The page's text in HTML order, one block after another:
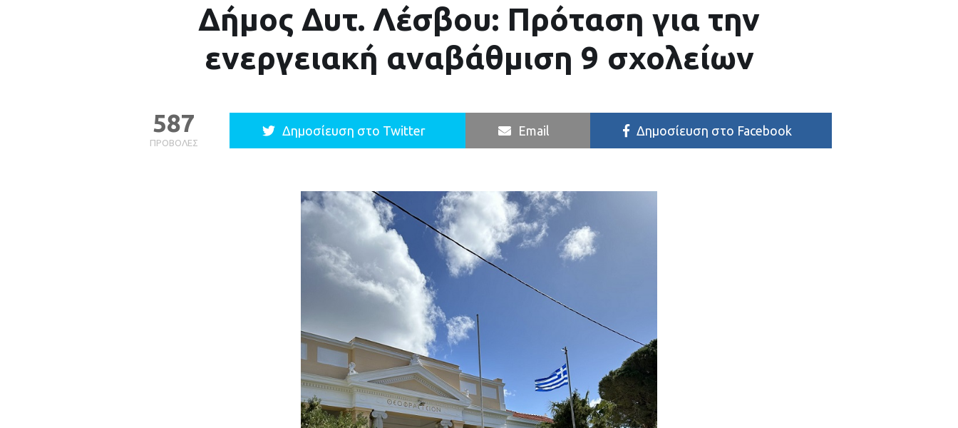
Δήμος Δυτ. Λέσβου: Πρόταση για την
ενεργειακή αναβάθμιση 9 σχολείων
ΠΡΟΒΟΛΈΣ
587 Δημοσίευση στο Twitter Email Δημοσίευση στο Facebook